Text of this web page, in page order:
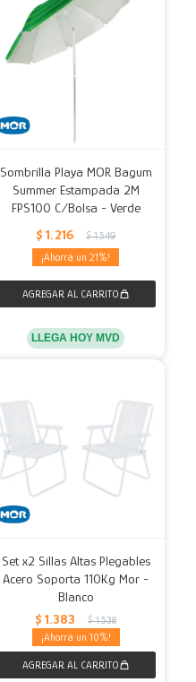
Sombrilla Playa MOR Bagum
Summer Estampada 2M
FPS100 C/Bolsa - Verde
$ 1.216 $ 1.549
21
LLEGA HOY MVD
Set x2 Sillas Altas Plegables
Acero Soporta 110Kg Mor -
Blanco
$ 1.383 $ 1.538
10